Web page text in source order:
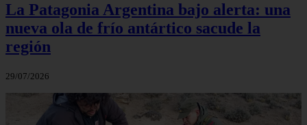
La Patagonia Argentina bajo alerta: una
nueva ola de frío antártico sacude la
región
29/07/2026